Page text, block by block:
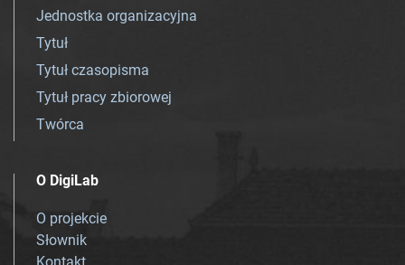
Jednostka organizacyjna
Tytuł
Tytuł czasopisma
Tytuł pracy zbiorowej
Twórca
O DigiLab
O projekcie
Słownik
Kontakt